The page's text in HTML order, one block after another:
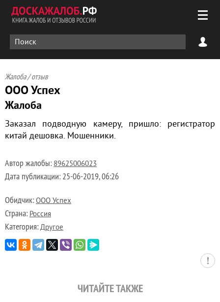
Жалоба / отзыв
ООО Успех
Жалоба
Заказал подводную камеру, пришло: регистратор
китай дешовка. Мошенники.
Автор жалобы: 89625006023
Дата публикации: 25-06-2019, 06:26
Обидчик: ООО Успех
Страна: Россия
Категория: Другое
ЧИТАЙТЕ ТАКЖЕ